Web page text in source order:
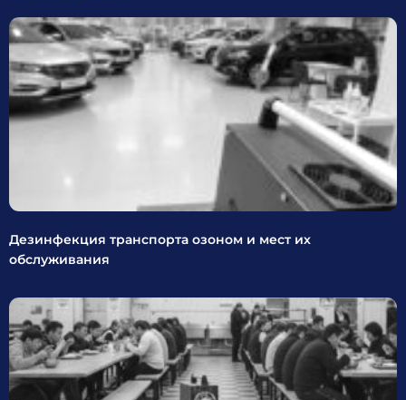
Дезинфекция транспорта озоном и мест их
обслуживания